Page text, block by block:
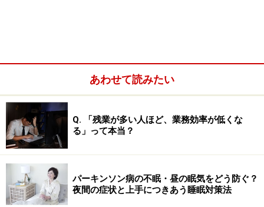
ただし、効果が高い分、副作用にも少し注意が必要で
す。内服薬を短期間だけ使用するときには起きにくいで
すが、月経の異常や糖尿病の悪化などの副作用が出るこ
とがあります。副腎皮質ステロイドの使用や中止にあた
っては、花粉症の専門の医師と十分に相談してくださ
い。
薬の数を少なくしたい人に向いている「セ
あわせて読みたい
Q. 「残業が多い人ほど、業務効率が低くな
る」って本当？
パーキンソン病の不眠・昼の眠気をどう防ぐ？
夜間の症状と上手につきあう睡眠対策法